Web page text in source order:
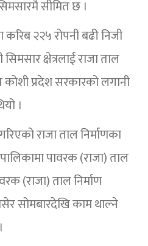
सीमित छ ।
२२५ रोपनी बढी निजी
क्षेत्रलाई राजा ताल
कोशी प्रदेश सरकारको लगानी
।
राजा ताल निर्माणका
पावरक (राजा) ताल
(राजा) ताल निर्माण
सोमबारदेखि काम थाल्ने